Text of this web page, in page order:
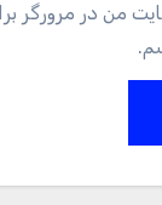
من در مرورگر